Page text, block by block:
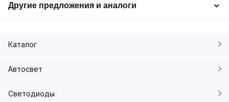
Другие предложения и аналоги
Каталог
Автосвет
Светодиоды